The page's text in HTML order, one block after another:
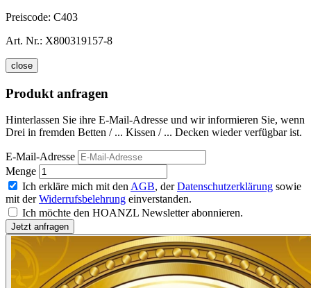
Preiscode: C403
Art. Nr.: X800319157-8
close
Produkt anfragen
Hinterlassen Sie ihre E-Mail-Adresse und wir informieren Sie, wenn
Drei in fremden Betten / ... Kissen / ... Decken wieder verfügbar ist.
E-Mail-Adresse
Menge
Ich erkläre mich mit den AGB, derDatenschutzerklärung sowie
mit derWiderrufsbelehrung einverstanden.
Ich möchte den HOANZL Newsletter abonnieren.